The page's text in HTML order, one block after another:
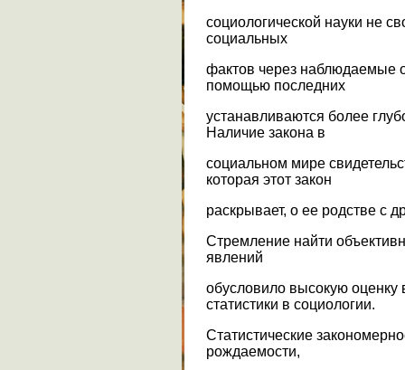
социологической науки не
социальных
фактов через наблюдаемые
помощью последних
устанавливаются более
Наличие закона в
социальном мире
которая этот закон
раскрывает, о ее родстве с
Стремление найти
явлений
обусловило высокую
статистики в социологии.
Статистические
рождаемости,